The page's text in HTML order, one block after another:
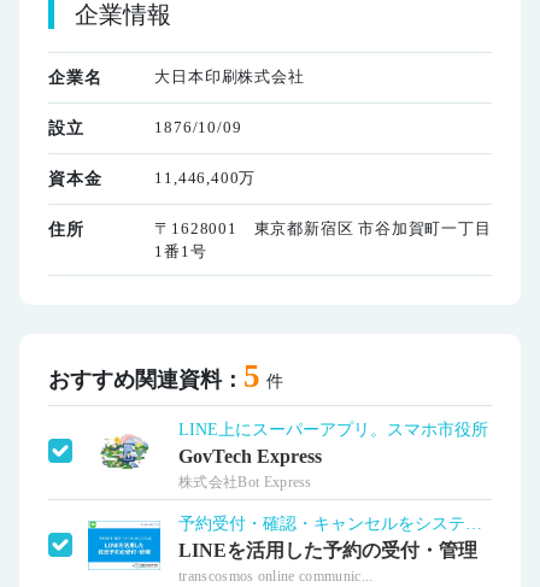
企業情報
企業名 大日本印刷株式会社
設立 1876/10/09
資本金 11,446,400万
住所
〒1628001 東京都新宿区 市谷加賀町一丁目
1番1号
おすすめ関連資料： 5 件
LINE上にスーパーアプリ。スマホ市役所
GovTech Express
株式会社Bot Express
予約受付・確認・キャンセルをシステム化
LINEを活用した予約の受付・管理
transcosmos online communic...